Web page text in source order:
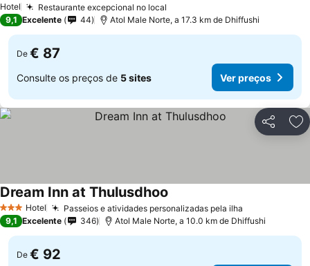
Hotel Restaurante excepcional no local
9,1 Excelente 44 Atol Male Norte, a 17.3 km de Dhiffushi
De € 87
Consulte os preços de 5 sites Ver preços
Partilhar
3 EstrelasHotel Passeios e atividades personalizadas pela ilha
Dream Inn at Thulusdhoo
9,1 Excelente 346 Atol Male Norte, a 10.0 km de Dhiffushi
De € 92